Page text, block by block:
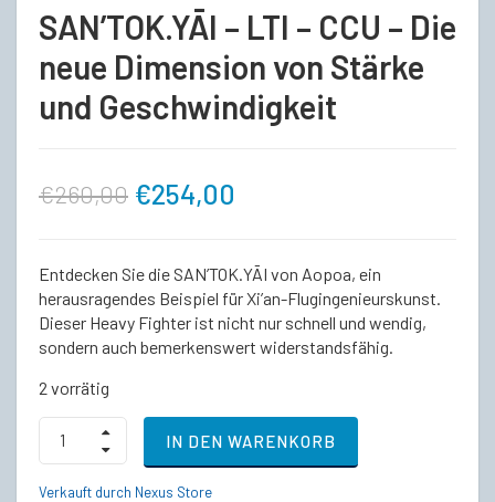
SAN’TOK.YĀI – LTI – CCU – Die
neue Dimension von Stärke
und Geschwindigkeit
€260,00 Ursprünglicher
war:
€260,00
€254,00
ist:
€254,00.
Entdecken Sie die SAN’TOK.YĀI von Aopoa, ein
herausragendes Beispiel für Xi’an-Flugingenieurskunst.
Dieser Heavy Fighter ist nicht nur schnell und wendig,
sondern auch bemerkenswert widerstandsfähig.
2 vorrätig
SAN'TOK.YĀI
LTI
-
IN DEN WARENKORB
Verkauft durch Nexus Store